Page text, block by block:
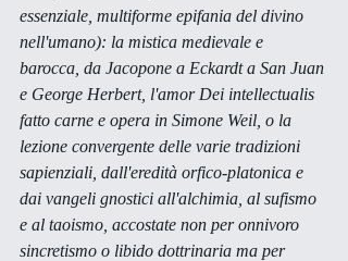
essenziale, multiforme epifania del divino
nell'umano): la mistica medievale e
barocca, da Jacopone a Eckardt a San Juan
e George Herbert, l'amor Dei intellectualis
fatto carne e opera in Simone Weil, o la
lezione convergente delle varie tradizioni
sapienziali, dall'eredità orfico-platonica e
dai vangeli gnostici all'alchimia, al sufismo
e al taoismo, accostate non per onnivoro
sincretismo o libido dottrinaria ma per